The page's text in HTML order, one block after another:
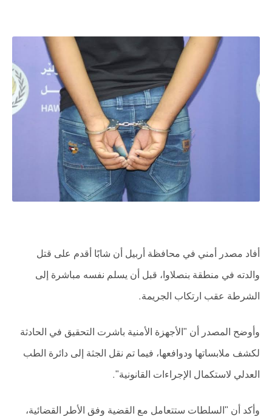
أفاد مصدر أمني في محافظة أربيل أن شابًا أقدم على قتل
والدته في منطقة بنصلاوا، قبل أن يسلم نفسه مباشرة إلى
الشرطة عقب ارتكاب الجريمة.
وأوضح المصدر أن "الأجهزة الأمنية باشرت التحقيق في الحادثة
لكشف ملابساتها ودوافعها، فيما تم نقل الجثة إلى دائرة الطب
العدلي لاستكمال الإجراءات القانونية".
وأكد أن "السلطات ستتعامل مع القضية وفق الأطر القضائية،